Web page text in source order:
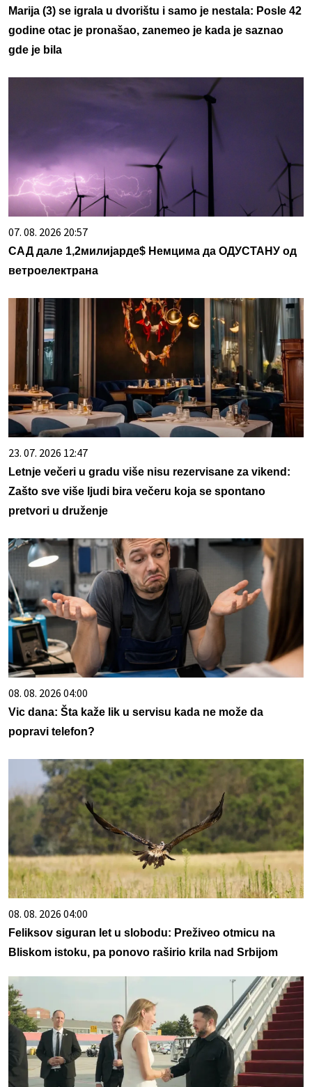
Marija (3) se igrala u dvorištu i samo je nestala: Posle 42
godine otac je pronašao, zanemeo je kada je saznao
gde je bila
07. 08. 2026 20:57
САД дале 1,2милијарде$ Немцима да ОДУСТАНУ од
ветроелектрана
23. 07. 2026 12:47
Letnje večeri u gradu više nisu rezervisane za vikend:
Zašto sve više ljudi bira večeru koja se spontano
pretvori u druženje
08. 08. 2026 04:00
Vic dana: Šta kaže lik u servisu kada ne može da
popravi telefon?
08. 08. 2026 04:00
Feliksov siguran let u slobodu: Preživeo otmicu na
Bliskom istoku, pa ponovo raširio krila nad Srbijom